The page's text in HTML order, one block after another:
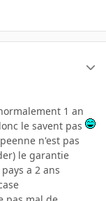
1 an
le savent pas
n'est pas
le garantie
a 2 ans